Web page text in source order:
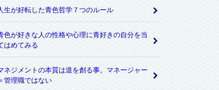
生が好転した青色哲学７つのルール
色が好きな人の性格や心理に青好きの自分を当
はめてみる
ネジメントの本質は道を創る事。マネージャー
管理職ではない